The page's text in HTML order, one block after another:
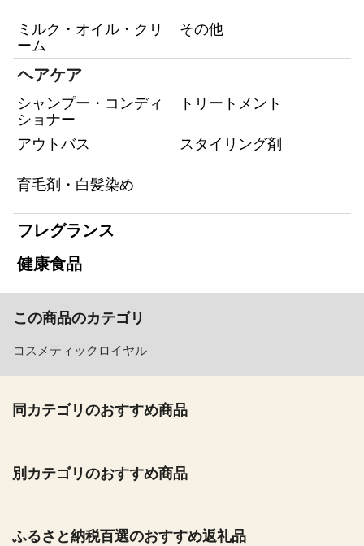
ミルク・オイル・クリ
ーム
その他
ヘアケア
シャンプー・コンディ
ショナー
トリートメント
アウトバス スタイリング剤
育毛剤・白髪染め
フレグランス
健康食品
この商品のカテゴリ
コスメティックロイヤル
同カテゴリのおすすめ商品
別カテゴリのおすすめ商品
ふるさと納税百選のおすすめ返礼品